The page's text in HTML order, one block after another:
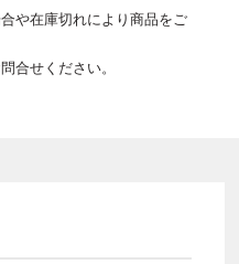
や在庫切れにより商品をご
合せください。